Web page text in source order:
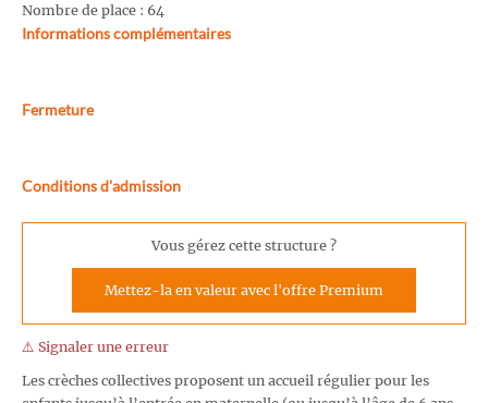
Nombre de place : 64
Informations complémentaires
Fermeture
Conditions d'admission
Vous gérez cette structure ?
Mettez-la en valeur avec l'offre Premium
⚠️ Signaler une erreur
Les crèches collectives proposent un accueil régulier pour les